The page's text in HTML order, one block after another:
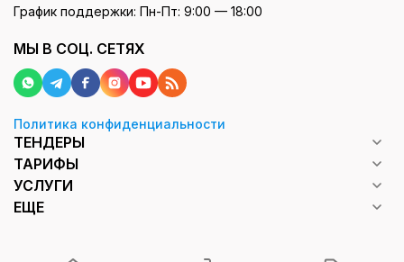
График поддержки: Пн-Пт: 9:00 — 18:00
МЫ В СОЦ. СЕТЯХ
Политика конфиденциальности
ТЕНДЕРЫ
ТАРИФЫ
УСЛУГИ
ЕЩЕ